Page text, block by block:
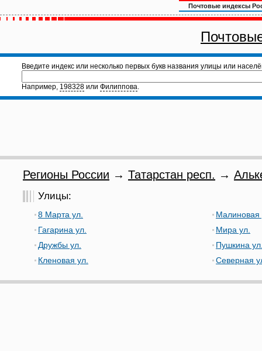
Почтовые индексы
Введите индекс или несколько первых букв названия улицы или
Например, 198328 или Филиппова.
Регионы России → Татарстан респ. →
Улицы:
8 Марта ул.
Гагарина ул.
Дружбы ул.
Кленовая ул.
Малиновая
Мира ул.
Пушкина
Северная